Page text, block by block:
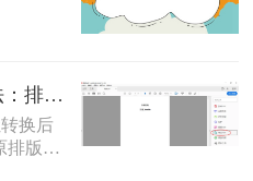
辑
将
将为
全免
现格式
PDF转Word保留原排版4法：排版优先模式、OCR选项和格式修复全流程！
换后
排版的
乱